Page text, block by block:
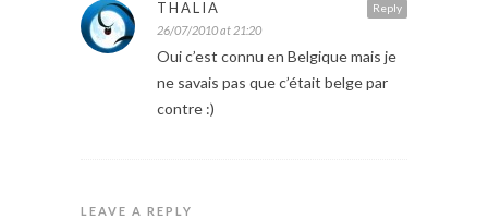
Reply
THALIA
26/07/2010 at 21:20
Oui c’est connu en Belgique mais je
ne savais pas que c’était belge par
contre :)
LEAVE A REPLY